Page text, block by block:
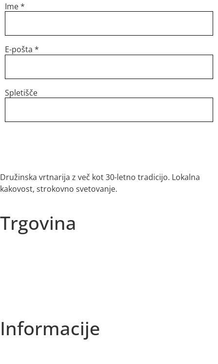
Ime*
E-pošta *
Spletišče
Družinska vrtnarija z več kot 30-letno tradicijo. Lokalna
kakovost, strokovno svetovanje.
Trgovina
Informacije